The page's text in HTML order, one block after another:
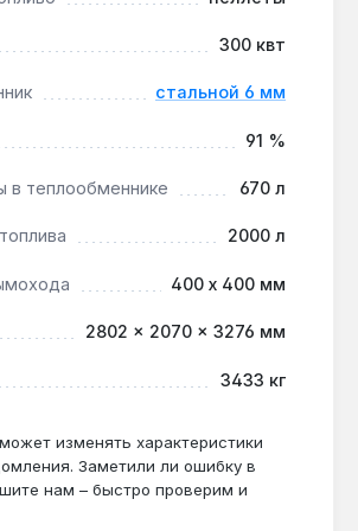
конструкция:
теплообменник и
толщиной 6 мм выдерживают
и механические
Master 300 кВт подходит для
где требуется
Он эффективен в системах
твердого топлива.
удаления золы зависит от
— при использовании пеллет
реже, чем при сжигании
300 квт
стальной 6 мм
91 %
теплообменнике 670 л
2000 л
400 х 400 мм
2802 × 2070 × 3276 мм
3433 кг
изменять характеристики
Заметили ли ошибку в
нам – быстро проверим и